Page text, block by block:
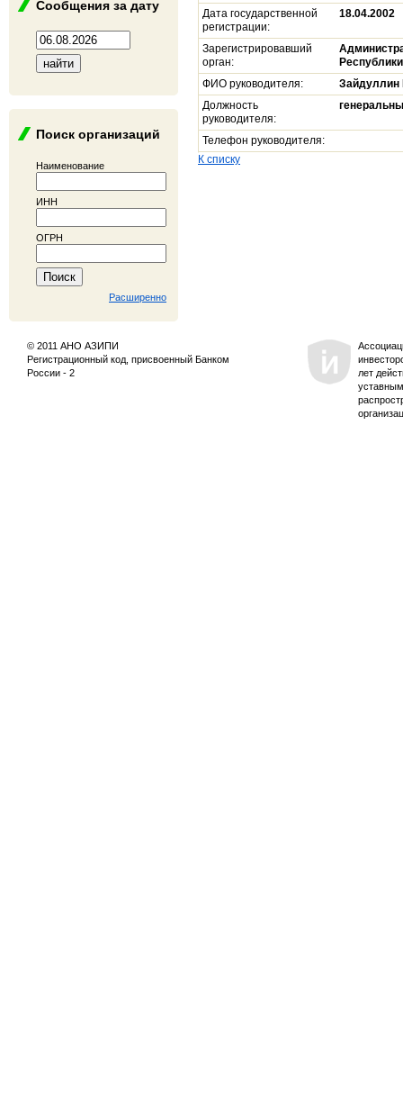
Сообщения за дату
Поиск организаций
Наименование
ИНН
ОГРН
Расширенно
Дата государственной
регистрации:
18.04.2002
Зарегистрировавший
орган:
ФИО руководителя:
Зайдуллин
Должность
руководителя:
Телефон руководителя:
К списку
© 2011 АНО АЗИПИ
Регистрационный код, присвоенный Банком
России - 2
лет